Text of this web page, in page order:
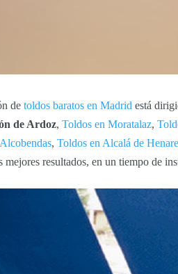
de toldos baratos en Madrid está
de Ardoz, Toldos en Moratalaz,
, Toldos en Alcalá de
mejores resultados, en un tiempo de